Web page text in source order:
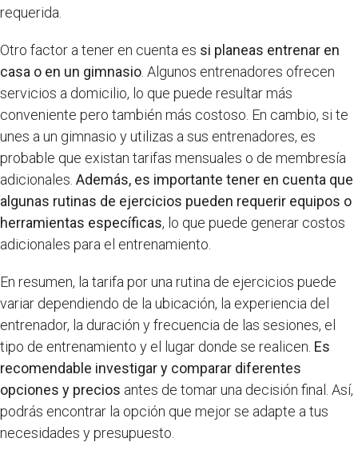
requerida.
Otro factor a tener en cuenta es si planeas entrenar en
casa o en un gimnasio . Algunos entrenadores ofrecen
servicios a domicilio, lo que puede resultar más
conveniente pero también más costoso. En cambio, si te
unes a un gimnasio y utilizas a sus entrenadores, es
probable que existan tarifas mensuales o de membresía
adicionales. Además, es importante tener en cuenta que
algunas rutinas de ejercicios pueden requerir equipos o
herramientas específicas, lo que puede generar costos
adicionales para el entrenamiento.
En resumen, la tarifa por una rutina de ejercicios puede
variar dependiendo de la ubicación, la experiencia del
entrenador, la duración y frecuencia de las sesiones, el
tipo de entrenamiento y el lugar donde se realicen. Es
recomendable investigar y comparar diferentes
opciones y precios antes de tomar una decisión final. Así,
podrás encontrar la opción que mejor se adapte a tus
necesidades y presupuesto.